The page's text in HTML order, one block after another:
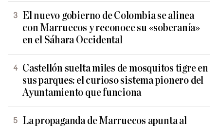
El nuevo gobierno de Colombia se alinea
con Marruecos y reconoce su «soberanía»
en el Sáhara Occidental
Castellón suelta miles de mosquitos tigre en
sus parques: el curioso sistema pionero del
Ayuntamiento que funciona
La propaganda de Marruecos apunta al